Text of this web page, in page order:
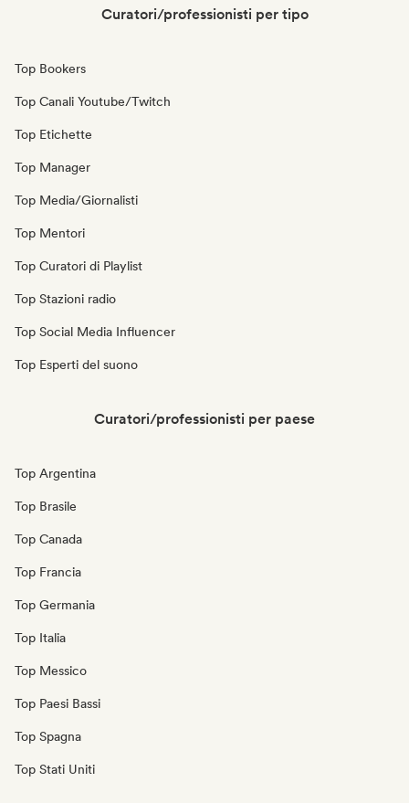
Curatori/professionisti per tipo
Top Bookers
Top Canali Youtube/Twitch
Top Etichette
Top Manager
Top Media/Giornalisti
Top Mentori
Top Curatori di Playlist
Top Stazioni radio
Top Social Media Influencer
Top Esperti del suono
Curatori/professionisti per paese
Top Argentina
Top Brasile
Top Canada
Top Francia
Top Germania
Top Italia
Top Messico
Top Paesi Bassi
Top Spagna
Top Stati Uniti